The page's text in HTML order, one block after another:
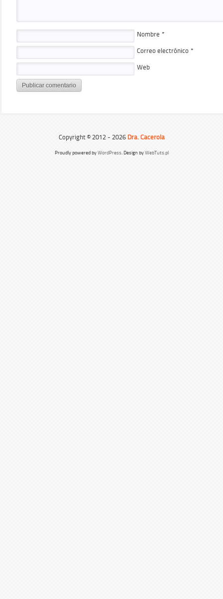
Nombre *
Correo electrónico *
Web
Copyright © 2012 - 2026 Dra. Cacerola
Proudly powered byWordPress. Design byWebTuts.pl